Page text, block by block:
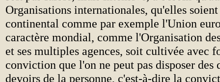
Organisations internationales, qu'elles
continental comme par exemple l'Union
caractère mondial, comme l'Organisation
et ses multiples agences, soit cultivée avec
conviction que l'on ne peut pas disposer des
devoirs de la personne, c'est-à-dire la